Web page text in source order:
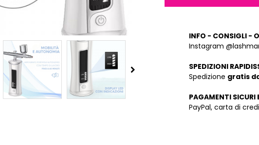
INFO - CONSIGLI -
Instagram
SPEDIZIONI
Spedizione gratis
PAGAMENTI SICURI
PayPal, carta di